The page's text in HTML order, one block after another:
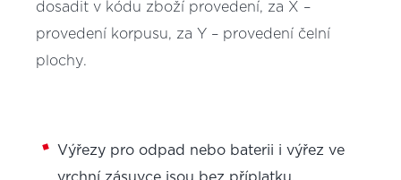
dosadit v kódu zboží provedení, za X –
provedení korpusu, za Y – provedení čelní
plochy.
Výřezy pro odpad nebo baterii i výřez ve